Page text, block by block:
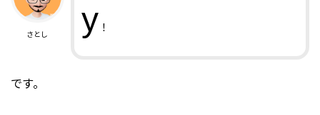
さとし y ！
です。